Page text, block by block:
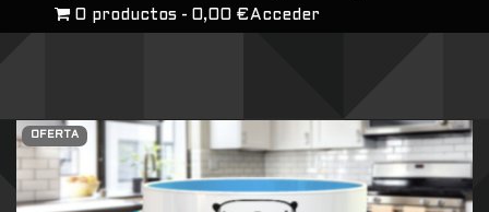
0 productos
0,00 € Acceder
OFERTA